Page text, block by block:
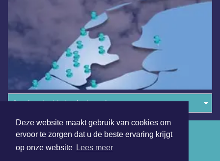
Deze website maakt gebruik van cookies om
ervoor te zorgen dat u de beste ervaring krijgt
op onze website Lees meer
Overige dagbladen in de regio
Algemene voorwaarden
Disclaimer